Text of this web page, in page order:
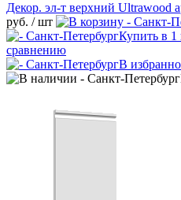
Декор. эл-т верхний Ultrawood
руб. / шт
Купить в 1
сравнению
В